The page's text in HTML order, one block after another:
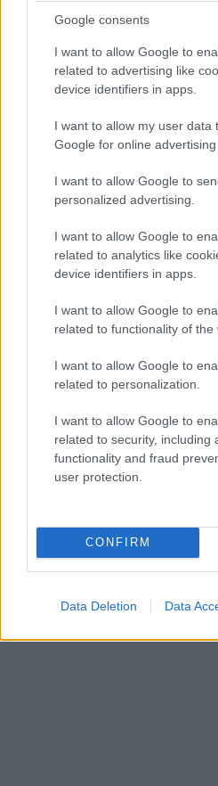
Google consents
I want to allow Google to
related to advertising like
device identifiers in apps.
I want to allow my user data
Google for online advertising
I want to allow Google to
personalized advertising.
I want to allow Google to
related to analytics like
device identifiers in apps.
I want to allow Google to
related to functionality of the
I want to allow Google to
related to personalization.
I want to allow Google to
related to security, including
functionality and fraud
user protection.
CONFIRM
Data Deletion Data
της Μίλαν στην έδρα της
από την Λιλ, ματσάρα στο
Μπενφίκα-Ρέιντζερς,
6 Νοεμβρίου 2020, 8:01 πμ
σε "Αθλητικά"
Ακολουθήστε μας
και μάθετε πρώτοι